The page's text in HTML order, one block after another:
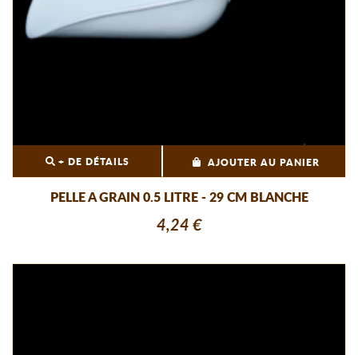
+ DE DÉTAILS AJOUTER AU PANIER
PELLE A GRAIN 0.5 LITRE - 29 CM BLANCHE
4,24 €